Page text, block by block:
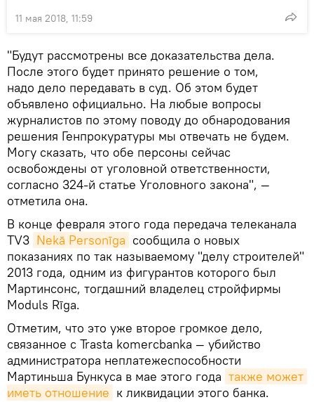
11 мая 2018, 11:59
"Будут рассмотрены все доказательства дела.
После этого будет принято решение о том,
надо дело передавать в суд. Об этом будет
объявлено официально. На любые вопросы
журналистов по этому поводу до обнародования
решения Генпрокуратуры мы отвечать не будем.
Могу сказать, что обе персоны сейчас
освобождены от уголовной ответственности,
согласно 324-й статье Уголовного закона", —
отметила она.
В конце февраля этого года передача телеканала
TV3 Nekā Personīga сообщила о новых
показаниях по так называемому "делу строителей"
2013 года, одним из фигурантов которого был
Мартинсонс, тогдашний владелец стройфирмы
Moduls Rīga.
Отметим, что это уже второе громкое дело,
связанное с Trasta komercbanka — убийство
администратора неплатежеспособности
Мартиньша Бункуса в мае этого года также может
иметь отношение к ликвидации этого банка.